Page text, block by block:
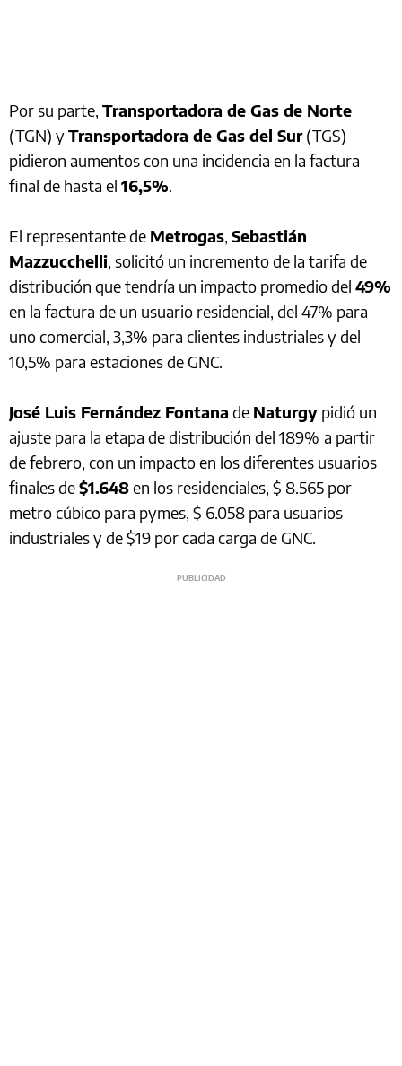
Por su parte, Transportadora de Gas de Norte
(TGN) yTransportadora de Gas del Sur(TGS)
pidieron aumentos con una incidencia en la factura
final de hasta el 16,5%.
El representante de Metrogas, Sebastián
Mazzucchelli, solicitó un incremento de la tarifa de
distribución que tendría un impacto promedio del 49%
en la factura de un usuario residencial, del 47% para
uno comercial, 3,3% para clientes industriales y del
10,5% para estaciones de GNC.
José Luis Fernández Fontana de Naturgy pidió un
ajuste para la etapa de distribución del 189% a partir
de febrero, con un impacto en los diferentes usuarios
finales de$1.648en los residenciales, $ 8.565 por
metro cúbico para pymes, $ 6.058 para usuarios
industriales y de $19 por cada carga de GNC.